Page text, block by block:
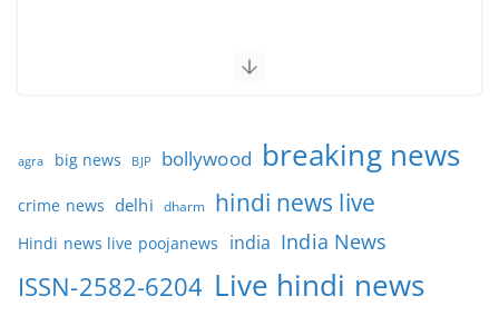
agra big news BJP bollywood breaking news
crime news delhi dharm hindi news live
Hindi news live poojanews india India News
ISSN-2582-6204 Live hindi news